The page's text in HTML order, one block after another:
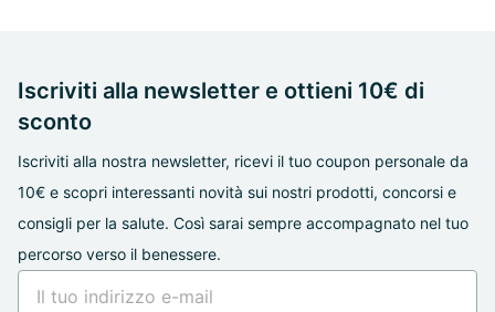
Iscriviti alla newsletter e ottieni 10€ di
sconto
Iscriviti alla nostra newsletter, ricevi il tuo coupon personale da
10€ e scopri interessanti novità sui nostri prodotti, concorsi e
consigli per la salute. Così sarai sempre accompagnato nel tuo
percorso verso il benessere.